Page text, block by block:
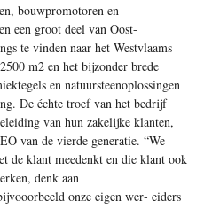
bouwpromotoren en
een groot deel van Oost-
te vinden naar het Westvlaams
m2 en het bijzonder brede
en natuursteenoplossingen
De échte troef van het bedrijf
van hun zakelijke klanten,
van de vierde generatie. “We
de klant meedenkt en die klant ook
denk aan
onze eigen wer‑ eiders